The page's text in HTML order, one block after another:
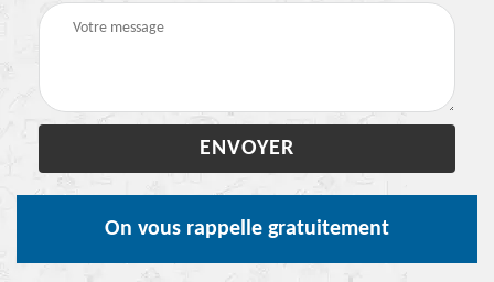
On vous rappelle gratuitement